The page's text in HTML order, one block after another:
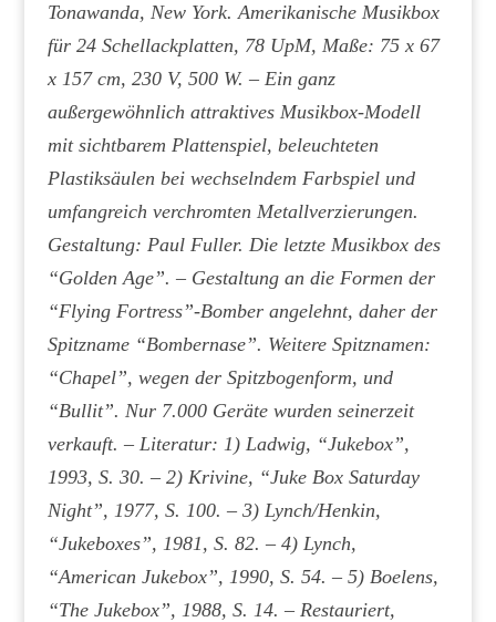
Tonawanda, New York. Amerikanische Musikbox
für 24 Schellackplatten, 78 UpM, Maße: 75 x 67
x 157 cm, 230 V, 500 W. – Ein ganz
außergewöhnlich attraktives Musikbox-Modell
mit sichtbarem Plattenspiel, beleuchteten
Plastiksäulen bei wechselndem Farbspiel und
umfangreich verchromten Metallverzierungen.
Gestaltung: Paul Fuller. Die letzte Musikbox des
“Golden Age”. – Gestaltung an die Formen der
“Flying Fortress”-Bomber angelehnt, daher der
Spitzname “Bombernase”. Weitere Spitznamen:
“Chapel”, wegen der Spitzbogenform, und
“Bullit”. Nur 7.000 Geräte wurden seinerzeit
verkauft. – Literatur: 1) Ladwig, “Jukebox”,
1993, S. 30. – 2) Krivine, “Juke Box Saturday
Night”, 1977, S. 100. – 3) Lynch/Henkin,
“Jukeboxes”, 1981, S. 82. – 4) Lynch,
“American Jukebox”, 1990, S. 54. – 5) Boelens,
“The Jukebox”, 1988, S. 14. – Restauriert,